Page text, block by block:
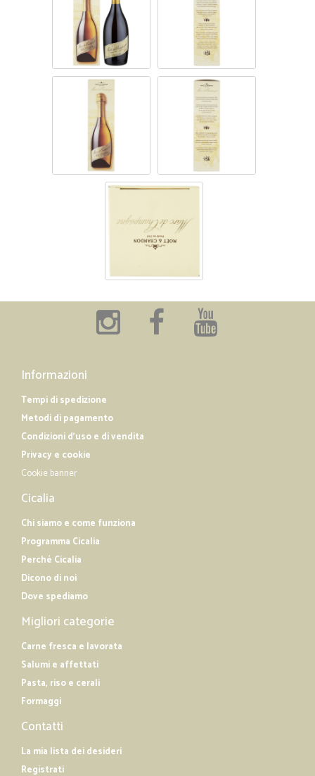
Informazioni
Tempi di spedizione
Metodi di pagamento
Condizioni d'uso e di vendita
Privacy e cookie
Cookie banner
Cicalia
Chi siamo e come funziona
Programma Cicalia
Perché Cicalia
Dicono di noi
Dove spediamo
Migliori categorie
Carne fresca e lavorata
Salumi e affettati
Pasta, riso e cerali
Formaggi
Contatti
La mia lista dei desideri
Registrati